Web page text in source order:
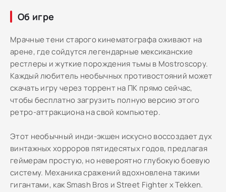
Об игре
Мрачные тени старого кинематографа оживают на
арене, где сойдутся легендарные мексиканские
рестлеры и жуткие порождения тьмы в Mostroscopy.
Каждый любитель необычных противостояний может
скачать игру через торрент на ПК прямо сейчас,
чтобы бесплатно загрузить полную версию этого
ретро-аттракциона на свой компьютер.
Этот необычный инди-экшен искусно воссоздает дух
винтажных хорроров пятидесятых годов, предлагая
геймерам простую, но невероятно глубокую боевую
систему. Механика сражений вдохновлена такими
гигантами, как Smash Bros и Street Fighter x Tekken.